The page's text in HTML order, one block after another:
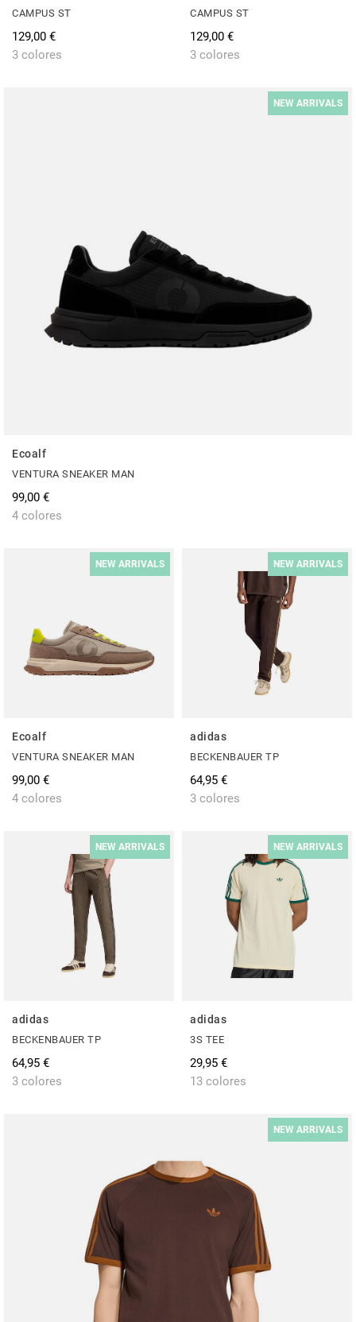
CAMPUS ST
129,00 €
3 colores
CAMPUS ST
129,00 €
3 colores
NEW ARRIVALS
Ecoalf
VENTURA SNEAKER MAN
99,00 €
4 colores
NEW ARRIVALS
Ecoalf
VENTURA SNEAKER MAN
99,00 €
4 colores
NEW ARRIVALS
adidas
BECKENBAUER TP
64,95 €
3 colores
NEW ARRIVALS
adidas
BECKENBAUER TP
64,95 €
3 colores
NEW ARRIVALS
adidas
3S TEE
29,95 €
13 colores
NEW ARRIVALS